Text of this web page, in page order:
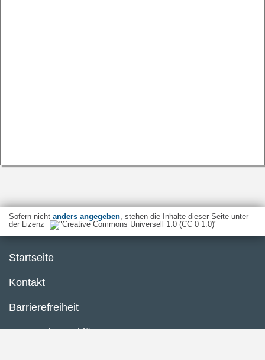
Sofern nicht anders angegeben, stehen die Inhalte dieser Seite unter
der Lizenz
Startseite
Kontakt
Barrierefreiheit
Datenschutzerklärung